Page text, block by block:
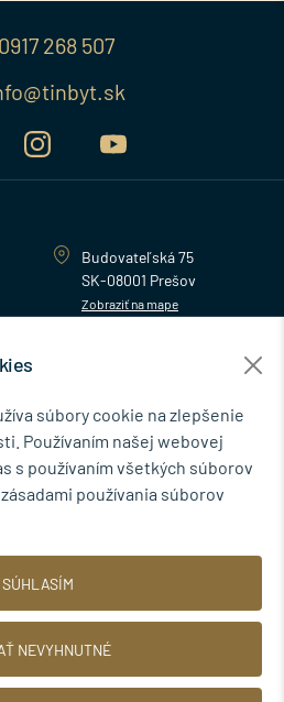
0917 268 507
Budovateľská 75
SK-08001 Prešov
Zobraziť na mape
.
súbory cookie na zlepšenie
Používaním našej webovej
s používaním všetkých súborov
používania súborov
SÚHLASÍM
NEVYHNUTNÉ